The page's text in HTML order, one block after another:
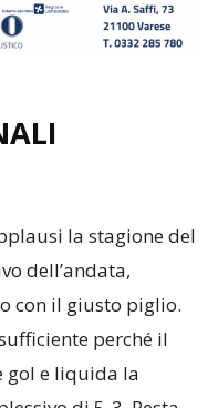
la stagione del
dell’andata,
con il giusto piglio.
perché il
gol e liquida la